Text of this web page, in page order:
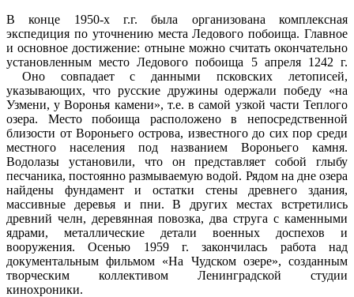
В конце 1950-х г.г. была организована комплексная
экспедиция по уточнению места Ледового побоища. Главное
и основное достижение: отныне можно считать окончательно
установленным место Ледового побоища 5 апреля 1242 г.
Оно совпадает с данными псковских летописей,
указывающих, что русские дружины одержали победу «на
Узмени, у Воронья камени», т.е. в самой узкой части Теплого
озера. Место побоища расположено в непосредственной
близости от Вороньего острова, известного до сих пор среди
местного населения под названием Вороньего камня.
Водолазы установили, что он представляет собой глыбу
песчаника, постоянно размываемую водой. Рядом на дне озера
найдены фундамент и остатки стены древнего здания,
массивные деревья и пни. В других местах встретились
древний челн, деревянная повозка, два струга с каменными
ядрами, металлические детали военных доспехов и
вооружения. Осенью 1959 г. закончилась работа над
документальным фильмом «На Чудском озере», созданным
творческим коллективом Ленинградской студии
кинохроники.